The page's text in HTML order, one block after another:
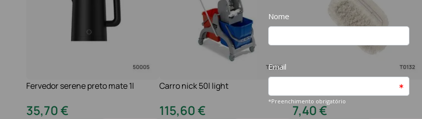
Fervedor serene preto mate 1l
35,70€
Carro nick 50l light
115,60€ 7,40€